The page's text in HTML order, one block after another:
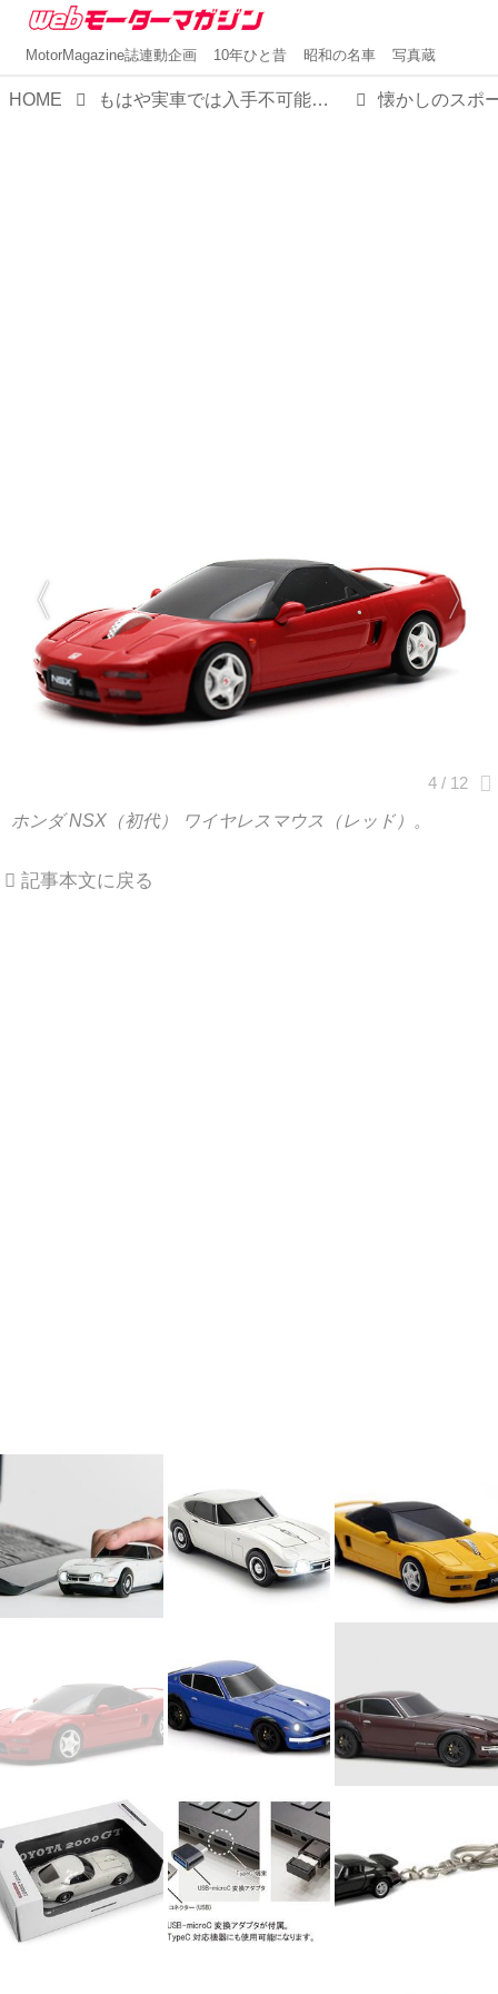
MotorMagazine誌連動企画 10年ひと昔 昭和の名車 写真蔵
HOME もはや実車では入手不可能に近い「名車」も、これなら自分のモノにできる！【MMスタイル コレクション】
ホンダ NSX（初代） ワイヤレスマウス（レッド）。
記事本文に戻る